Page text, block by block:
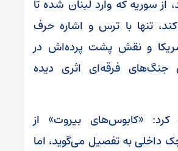
از سوریه که وارد لبنان شده تا
کند، تنها با ترس و اشاره حرف
و نقش پشت پرده‌اش در
جنگ‌های فرقه‌ای اثری دیده
«کابوس‌های بیروت» از
داخلی به تفصیل می‌گوید، اما